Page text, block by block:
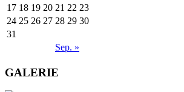
Sep. »
17 18 19 20 21 22 23
24 25 26 27 28 29 30
31
GALERIE